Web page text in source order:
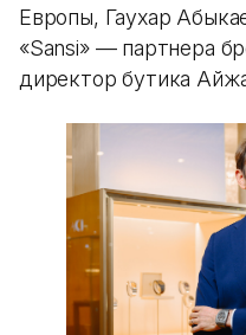
Европы, Гаухар
«Sansi» — партнера
директор бутика